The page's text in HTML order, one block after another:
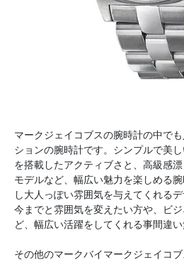
マークジェイコブスの腕時計の中で
ションの腕時計です。シンプルで美
を搭載したアクティブさと、高級感
モデルなど、幅広い魅力を楽しめる
し大人っぽい雰囲気を与えてくれる
今までと雰囲気を変えたい方や、ビ
ど、幅広い活躍をしてくれる事間違い
その他のマークバイマークジェイコ